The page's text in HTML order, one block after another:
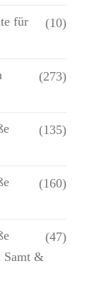
für
(10)
(273)
(135)
(160)
Samt &
(47)